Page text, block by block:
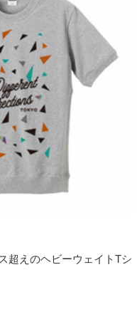
超えのヘビーウェイトTシ